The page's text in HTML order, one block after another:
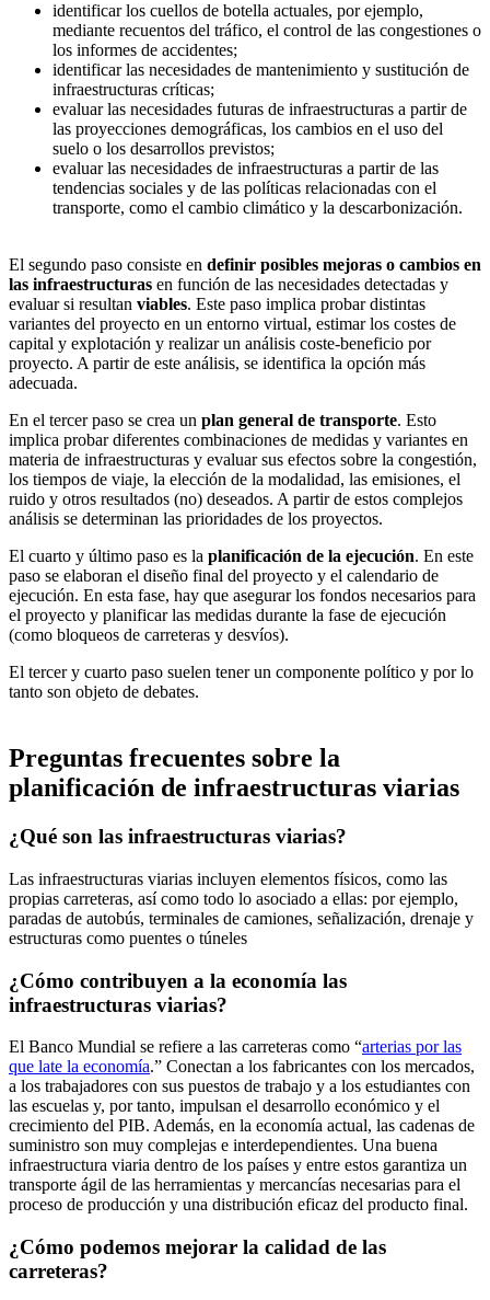
identificar los cuellos de botella actuales, por ejemplo,
mediante recuentos del tráfico, el control de las congestiones o
los informes de accidentes;
identificar las necesidades de mantenimiento y sustitución de
infraestructuras críticas;
evaluar las necesidades futuras de infraestructuras a partir de
las proyecciones demográficas, los cambios en el uso del
suelo o los desarrollos previstos;
evaluar las necesidades de infraestructuras a partir de las
tendencias sociales y de las políticas relacionadas con el
transporte, como el cambio climático y la descarbonización.
El segundo paso consiste en definir posibles mejoras o cambios en
las infraestructuras en función de las necesidades detectadas y
evaluar si resultan viables. Este paso implica probar distintas
variantes del proyecto en un entorno virtual, estimar los costes de
capital y explotación y realizar un análisis coste-beneficio por
proyecto. A partir de este análisis, se identifica la opción más
adecuada.
En el tercer paso se crea un plan general de transporte. Esto
implica probar diferentes combinaciones de medidas y variantes en
materia de infraestructuras y evaluar sus efectos sobre la congestión,
los tiempos de viaje, la elección de la modalidad, las emisiones, el
ruido y otros resultados (no) deseados. A partir de estos complejos
análisis se determinan las prioridades de los proyectos.
El cuarto y último paso es la planificación de la ejecución. En este
paso se elaboran el diseño final del proyecto y el calendario de
ejecución. En esta fase, hay que asegurar los fondos necesarios para
el proyecto y planificar las medidas durante la fase de ejecución
(como bloqueos de carreteras y desvíos).
El tercer y cuarto paso suelen tener un componente político y por lo
tanto son objeto de debates.
Preguntas frecuentes sobre la
planificación de infraestructuras viarias
¿Qué son las infraestructuras viarias?
Las infraestructuras viarias incluyen elementos físicos, como las
propias carreteras, así como todo lo asociado a ellas: por ejemplo,
paradas de autobús, terminales de camiones, señalización, drenaje y
estructuras como puentes o túneles
¿Cómo contribuyen a la economía las
infraestructuras viarias?
El Banco Mundial se refiere a las carreteras como “arterias por las
que late la economía.” Conectan a los fabricantes con los mercados,
a los trabajadores con sus puestos de trabajo y a los estudiantes con
las escuelas y, por tanto, impulsan el desarrollo económico y el
crecimiento del PIB. Además, en la economía actual, las cadenas de
suministro son muy complejas e interdependientes. Una buena
infraestructura viaria dentro de los países y entre estos garantiza un
transporte ágil de las herramientas y mercancías necesarias para el
proceso de producción y una distribución eficaz del producto final.
¿Cómo podemos mejorar la calidad de las
carreteras?